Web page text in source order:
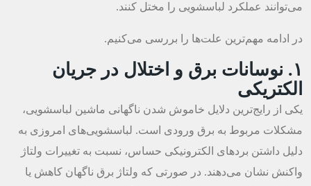
می‌توانند عملکرد لباسشویی را مختل کنند.
در ادامه مهم‌ترین علت‌ها را بررسی می‌کنیم.
۱. نوسانات برق و اختلال در جریان
الکتریکی
یکی از رایج‌ترین دلایل خاموش شدن ناگهانی ماشین لباسشویی،
مشکلات مربوط به برق ورودی است. لباسشویی‌های امروزی به
دلیل داشتن بردهای الکترونیکی حساس، نسبت به تغییرات ولتاژ
واکنش نشان می‌دهند. در صورتی که ولتاژ برق ناگهان کاهش یا